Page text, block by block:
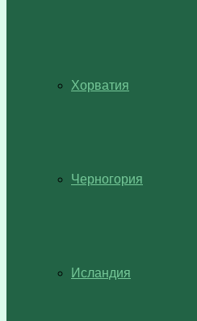
Хорватия
Черногория
Исландия